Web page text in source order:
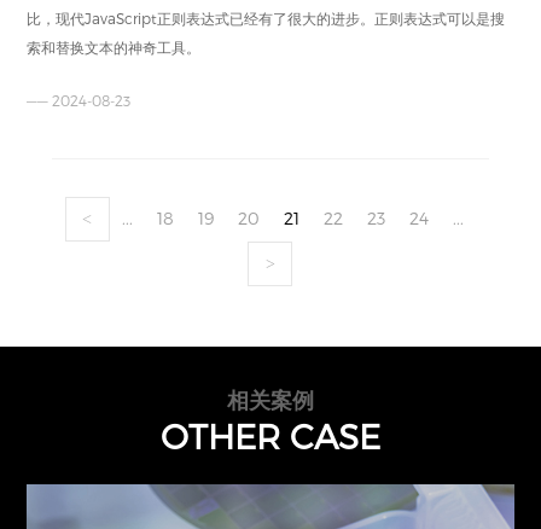
比，现代JavaScript正则表达式已经有了很大的进步。正则表达式可以是搜
索和替换文本的神奇工具。
—— 2024-08-23
< ... 18 19 20 21 22 23 24 ...
>
相关案例
OTHER CASE